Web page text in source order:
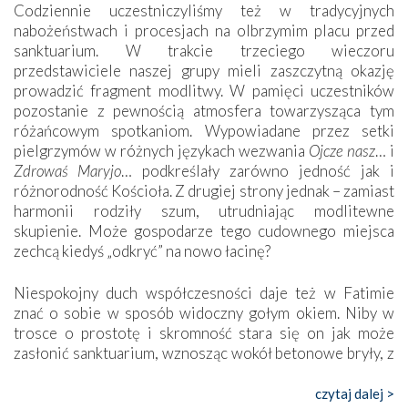
Codziennie uczestniczyliśmy też w tradycyjnych
nabożeństwach i procesjach na olbrzymim placu przed
sanktuarium. W trakcie trzeciego wieczoru
przedstawiciele naszej grupy mieli zaszczytną okazję
prowadzić fragment modlitwy. W pamięci uczestników
pozostanie z pewnością atmosfera towarzysząca tym
różańcowym spotkaniom. Wypowiadane przez setki
pielgrzymów w różnych językach wezwania Ojcze nasz… i
Zdrowaś Maryjo… podkreślały zarówno jedność jak i
różnorodność Kościoła. Z drugiej strony jednak – zamiast
harmonii rodziły szum, utrudniając modlitewne
skupienie. Może gospodarze tego cudownego miejsca
zechcą kiedyś „odkryć” na nowo łacinę?
Niespokojny duch współczesności daje też w Fatimie
znać o sobie w sposób widoczny gołym okiem. Niby w
trosce o prostotę i skromność stara się on jak może
zasłonić sanktuarium, wznosząc wokół betonowe bryły, z
katolickiego kultu. Tylko co wspólnego z żywą,
czytaj dalej >